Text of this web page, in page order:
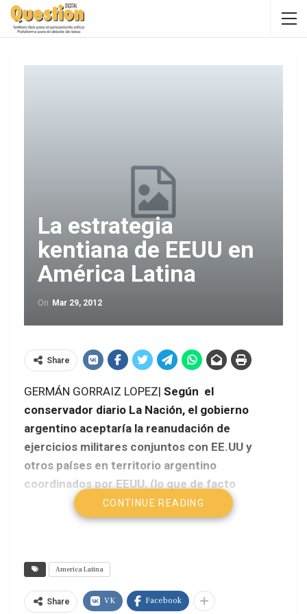
La estrategia
kentiana de EEUU en
América Latina
On Mar 29, 2012
Share
GERMÁN GORRAIZ LOPEZ| Según el
conservador diario La Nación, el gobierno
argentino aceptaría la reanudación de
ejercicios militares conjuntos con EE.UU y
otros países en territorio argentino
coordinados por EEUU, (lo que de facto
significaría la ruptura de la nueva doctrina
militar diseñada para la región por los gobiernos
CONTINUE READING
America Latina
Share VK Facebook